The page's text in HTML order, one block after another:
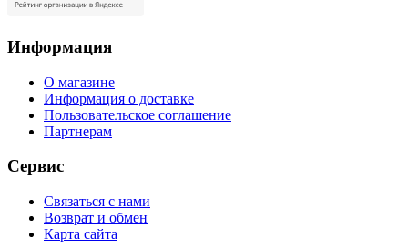
Информация
О магазине
Информация о доставке
Пользовательское соглашение
Партнерам
Сервис
Связаться с нами
Возврат и обмен
Карта сайта